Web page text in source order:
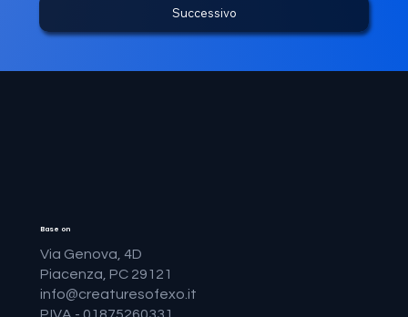
Successivo
Via Genova, 4D
Piacenza, PC 29121
info@creaturesofexo.it
Base on